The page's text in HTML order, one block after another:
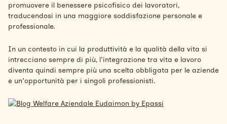
promuovere il benessere psicofisico dei lavoratori,
traducendosi in una maggiore soddisfazione personale e
professionale.
In un contesto in cui la produttività e la qualità della vita si
intrecciano sempre di più, l'integrazione tra vita e lavoro
diventa quindi sempre più una scelta obbligata per le aziende
e un'opportunità per i singoli professionisti.